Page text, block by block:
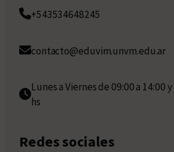
+543534648245
contacto@eduvim.unvm.edu.ar
Lunes a Viernes de 09:00 a 14:00
hs
Redes sociales